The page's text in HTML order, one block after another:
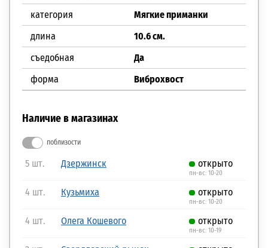
категория
Мягкие приманки
длина
10.6 см.
съедобная
Да
форма
Виброхвост
Наличие в магазинах
поблизости
5 шт. Дзержинск открыто
пн-вс: 10-20
4 шт. Кузьмиха открыто
пн-вс: 10-20
4 шт. Олега Кошевого открыто
пн-вс: 10-19